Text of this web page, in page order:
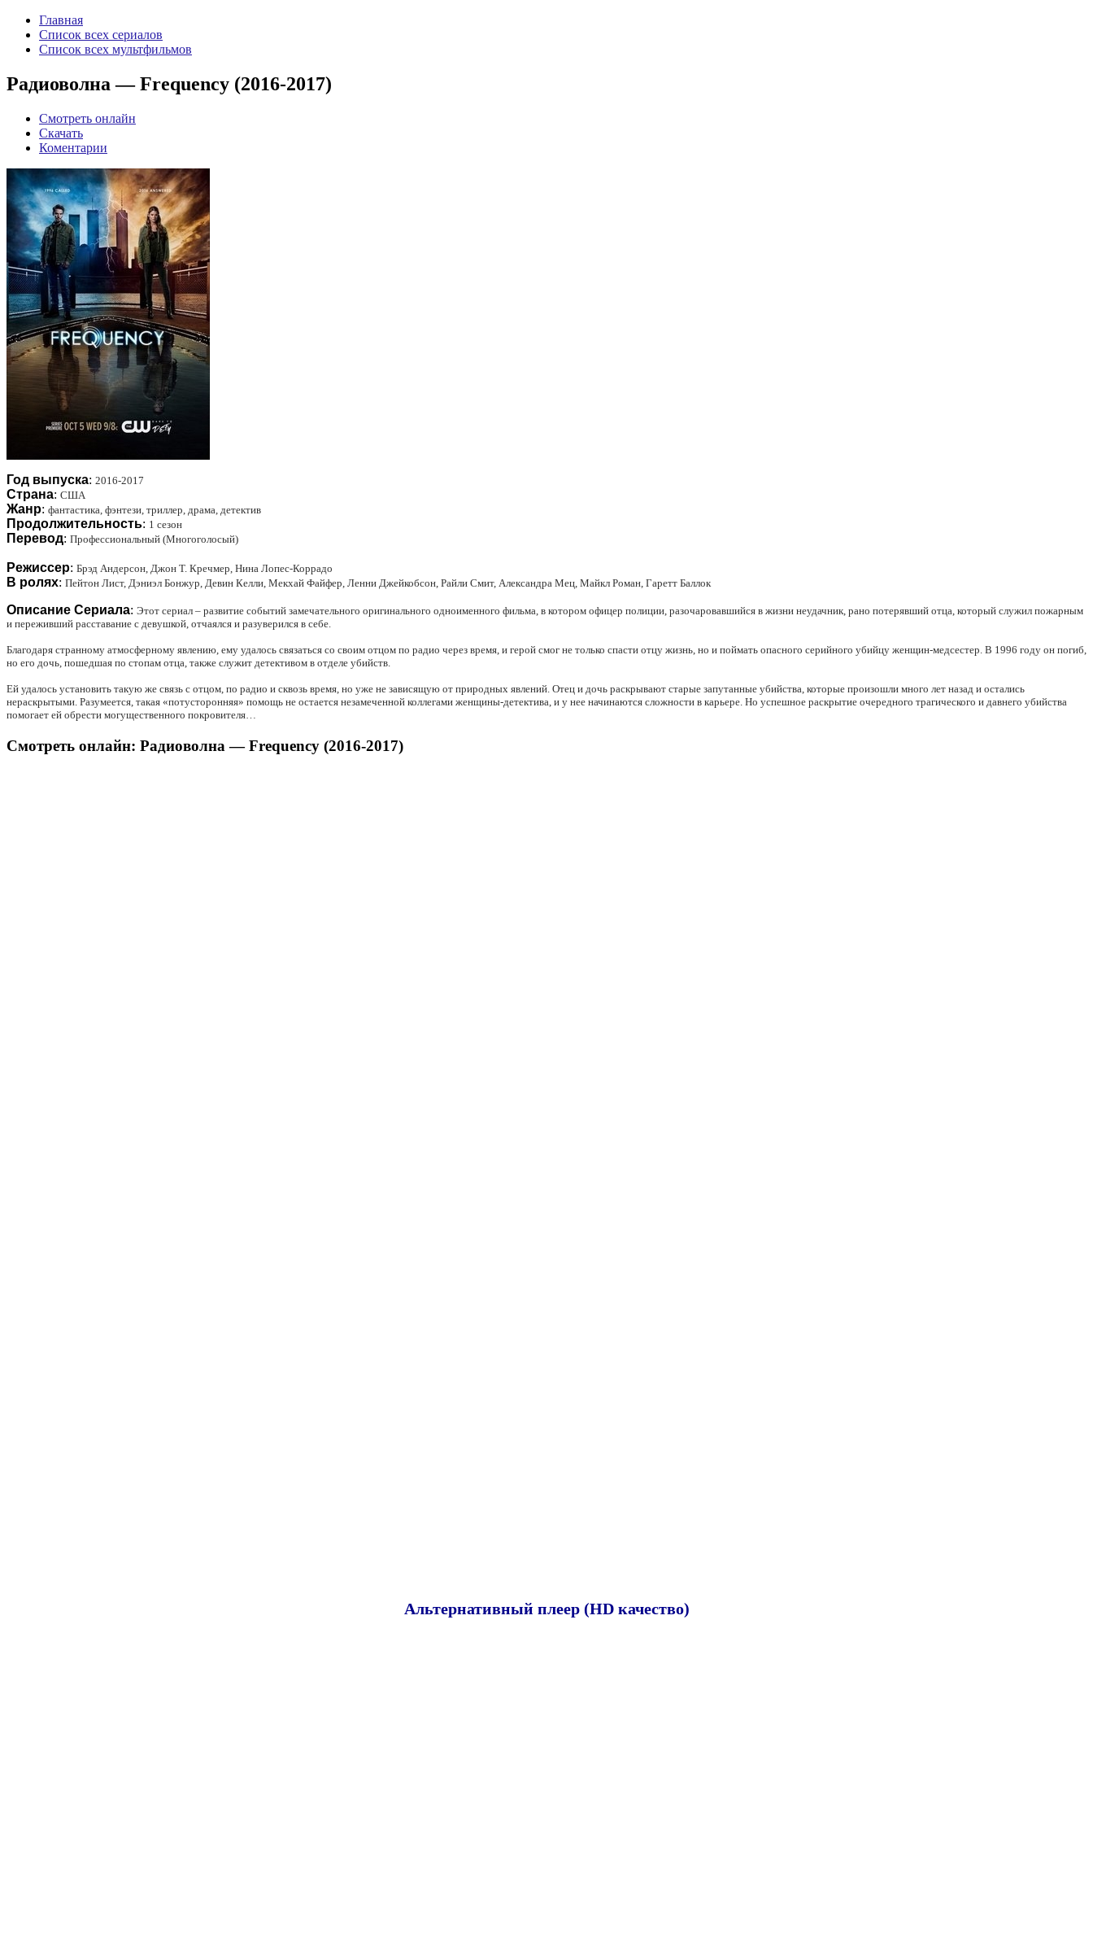
Главная
Список всех сериалов
Список всех мультфильмов
Радиоволна — Frequency (2016-2017)
Смотреть онлайн
Скачать
Коментарии
Год выпуска: 2016-2017
Страна: США
Жанр: фантастика, фэнтези, триллер, драма, детектив
Продолжительность: 1 сезон
Перевод: Профессиональный (Многоголосый)
Режиссер: Брэд Андерсон, Джон Т. Кречмер, Нина Лопес-Коррадо
В ролях: Пейтон Лист, Дэниэл Бонжур, Девин Келли, Мекхай Файфер, Ленни Джейкобсон, Райли Смит, Александра Мец, Майкл Роман, Гаретт Баллок
Описание Сериала: Этот сериал – развитие событий замечательного оригинального одноименного фильма, в котором офицер полиции, разочаровавшийся в жизни неудачник, рано потерявший отца, который служил пожарным
и переживший расставание с девушкой, отчаялся и разуверился в себе.
Благодаря странному атмосферному явлению, ему удалось связаться со своим отцом по радио через время, и герой смог не только спасти отцу жизнь, но и поймать опасного серийного убийцу женщин-медсестер. В 1996 году он погиб,
но его дочь, пошедшая по стопам отца, также служит детективом в отделе убийств.
Ей удалось установить такую же связь с отцом, по радио и сквозь время, но уже не зависящую от природных явлений. Отец и дочь раскрывают старые запутанные убийства, которые произошли много лет назад и остались
нераскрытыми. Разумеется, такая «потусторонняя» помощь не остается незамеченной коллегами женщины-детектива, и у нее начинаются сложности в карьере. Но успешное раскрытие очередного трагического и давнего убийства
помогает ей обрести могущественного покровителя…
Смотреть онлайн: Радиоволна — Frequency (2016-2017)
Альтернативный плеер (HD качество)